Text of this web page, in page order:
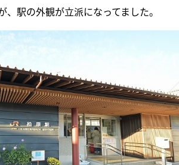
駅の外観が立派になってました。